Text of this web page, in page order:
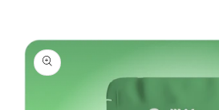
Prijeđi
na
informacije